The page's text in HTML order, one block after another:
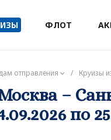
ФЛОТ
отправления / Круизы
–
по